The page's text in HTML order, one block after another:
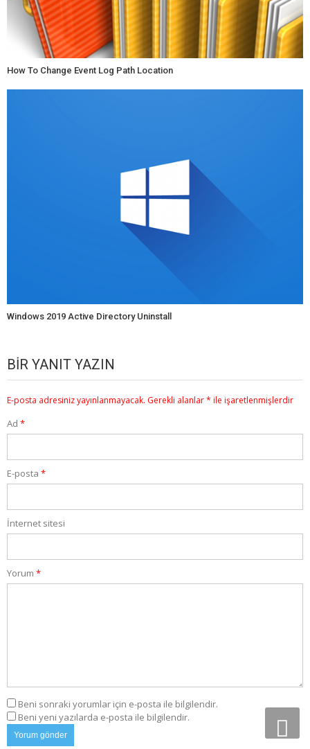
How To Change Event Log Path Location
Windows 2019 Active Directory Uninstall
BIR YANIT YAZIN
E-posta adresiniz yayınlanmayacak. Gerekli alanlar* ile işaretlenmişlerdir
Ad *
E-posta *
İnternet sitesi
Yorum *
Beni sonraki yorumlar için e-posta ile bilgilendir.
Beni yeni yazılarda e-posta ile bilgilendir.